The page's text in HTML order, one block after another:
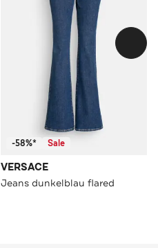
-58%* Sale
VERSACE
Jeans dunkelblau flared